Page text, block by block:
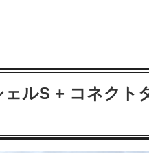
ェルS + コネク